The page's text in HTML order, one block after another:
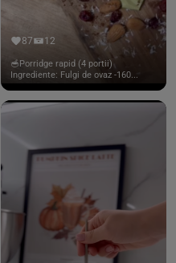
87 12
🥣Porridge rapid (4 portii)
Ingrediente: Fulgi de ovaz -160...